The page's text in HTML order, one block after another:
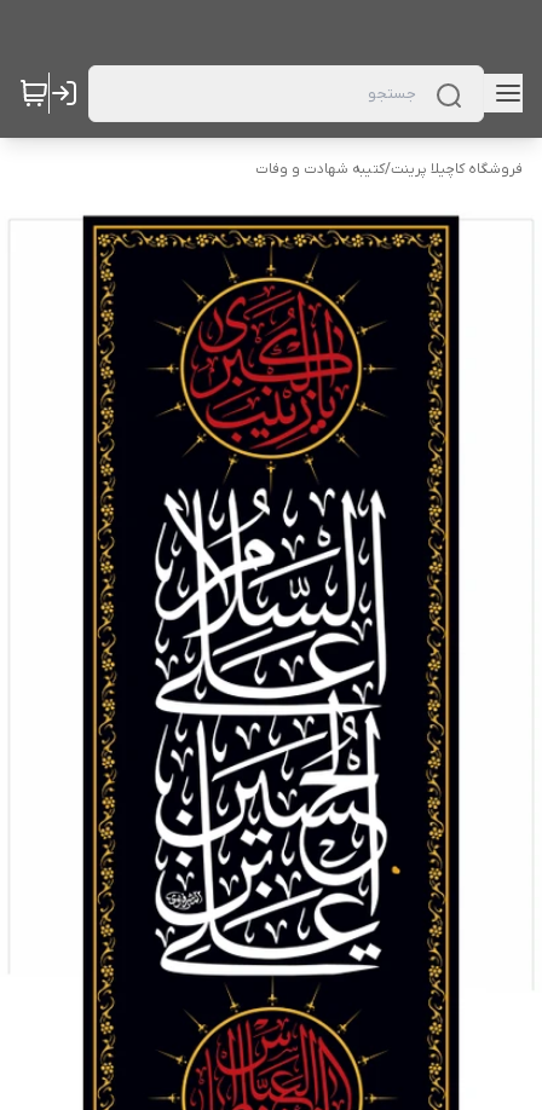
فروشگاه کاچیلا پرینت/کتیبه شهادت و وفات